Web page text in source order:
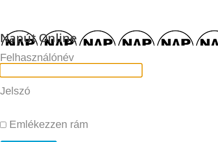
Napút Online
Felhasználónév
Jelszó
Emlékezzen rám